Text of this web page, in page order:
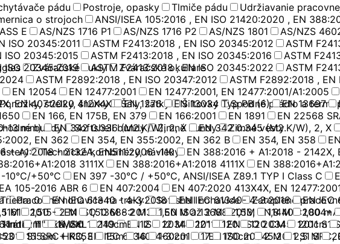
pádu Postroje, opasky Tlmiče pádu Udržiavanie
Zváračské kukly
Zváračské okuliare
Ponožky, stielky, šnúrky Šály, šatky Šiltovky
Spodné prádlo a
bundy Softshell bundy Zimné bundy
Zimné vesty
Technické kombinézy, návleky
Pracovné nohavice na traky Softshell nohavice
Zateplené
krátkym rukávom
o strojoch ANSI/ISEA 105:2016 , EN ISO 21420:2020 , EN
E AS/NZS 1716 P1 AS/NZS 1716 P2 AS/NZS 1801 AS/NZS
ISO 20345:2011 ASTM F2413:2018 , EN ISO 20345:2012 ASTM
ISO 20345:2015 ASTM F2413:2018 , EN ISO 20345:2016 ASTM
ISO 20345:2019 ASTM F2413:2018 , EN ISO 20345:2022
ASTM
ASTM F2892:2018 , EN ISO 20347:2012 ASTM F2892:2018 ,
EN 12054 EN 12477:2001 EN 12477:2001, EN 12477:2001/A1:2005
EN 407:2020 412X4X
EN 1276 EN 13034 Typ PB (6) EN 13697
EN 166, EN 175B, EN 379 EN 166:2001 EN 1891 EN 22568
13 mm)
EN 342 0.336 (M2.K/W), 2, X EN 342 0.345 (M2.K/W), 2, X
EN 362 EN 354, EN 355:2002, EN 362 B EN 354, EN 358
+ A1:2018 - 2132A, EN511:2006 -110 EN 388:2016 + A1:2018 - 2142X,
3111X EN 388:2016+A1:2018 4111X EN
10°C/+50°C EN 397 -30°C / +50°C, ANSI/ISEA Z89.1 TYP I Class C
105-2016 ABR 6
EN 407:2004
EN 407:2020 413X4X, EN
0 EN IEC 61340 - 4-3:2018 EN IEC 61340- 4-3:2018 EN IEC
EN ISO 13688:2013 EN ISO 13688:2013,
Index 1 EN ISO 17249 EN ISO 20344:2011 EN ISO 20345: 2011 S1
S1 SRC HRO, EN IEC 61340-4-3:2018 EN ISO 20345:2011 S1
M 1,50 - 2 M 1,50 M - 2 M 1,50 M až 2 M 1,5M 1,8 M 1,80 m
11 m 11" 11/2XL 110cm 12 12 M 12" 120 120 CM 120cm
155cm + K353 15m 16 160cm 17 170cm 2 M 2,5 M